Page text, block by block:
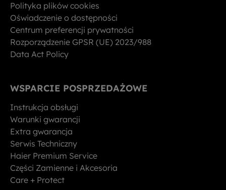
Polityka plików cookies
Oświadczenie o dostępności
Centrum preferencji prywatności
Rozporządzenie GPSR (UE) 2023/988
Data Act Policy
WSPARCIE POSPRZEDAŻOWE
Instrukcja obsługi
Warunki gwarancji
Extra gwarancja
Serwis Techniczny
Haier Premium Service
Części Zamienne i Akcesoria
Care + Protect